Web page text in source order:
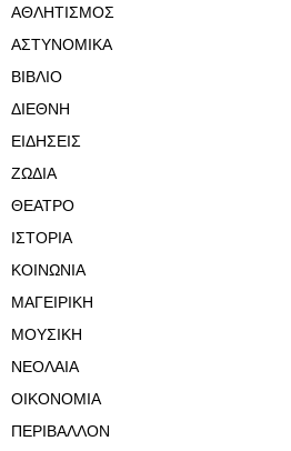
ΑΘΛΗΤΙΣΜΟΣ
ΑΣΤΥΝΟΜΙΚΑ
ΒΙΒΛΙΟ
ΔΙΕΘΝΗ
ΕΙΔΗΣΕΙΣ
ΖΩΔΙΑ
ΘΕΑΤΡΟ
ΙΣΤΟΡΙΑ
ΚΟΙΝΩΝΙΑ
ΜΑΓΕΙΡΙΚΗ
ΜΟΥΣΙΚΗ
ΝΕΟΛΑΙΑ
ΟΙΚΟΝΟΜΙΑ
ΠΕΡΙΒΑΛΛΟΝ